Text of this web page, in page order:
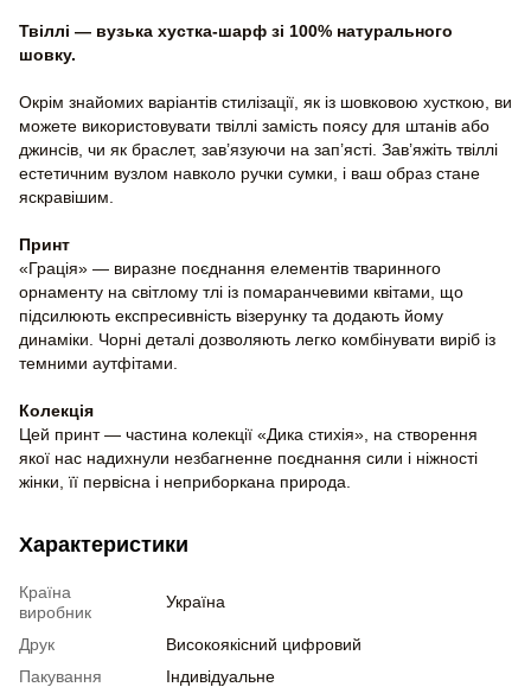
Твіллі — вузька хустка-шарф зі 100% натурального
шовку.
Окрім знайомих варіантів стилізації, як із шовковою хусткою, ви
можете використовувати твіллі замість поясу для штанів або
джинсів, чи як браслет, зав’язуючи на зап’ясті. Зав’яжіть твіллі
естетичним вузлом навколо ручки сумки, і ваш образ стане
яскравішим.
Принт
«Грація» — виразне поєднання елементів тваринного
орнаменту на світлому тлі із помаранчевими квітами, що
підсилюють експресивність візерунку та додають йому
динаміки. Чорні деталі дозволяють легко комбінувати виріб із
темними аутфітами.
Колекція
Цей принт — частина колекції «Дика стихія», на створення
якої нас надихнули незбагненне поєднання сили і ніжності
жінки, її первісна і неприборкана природа.
Характеристики
Країна
виробник
Україна
Друк
Високоякісний цифровий
Пакування
Індивідуальне